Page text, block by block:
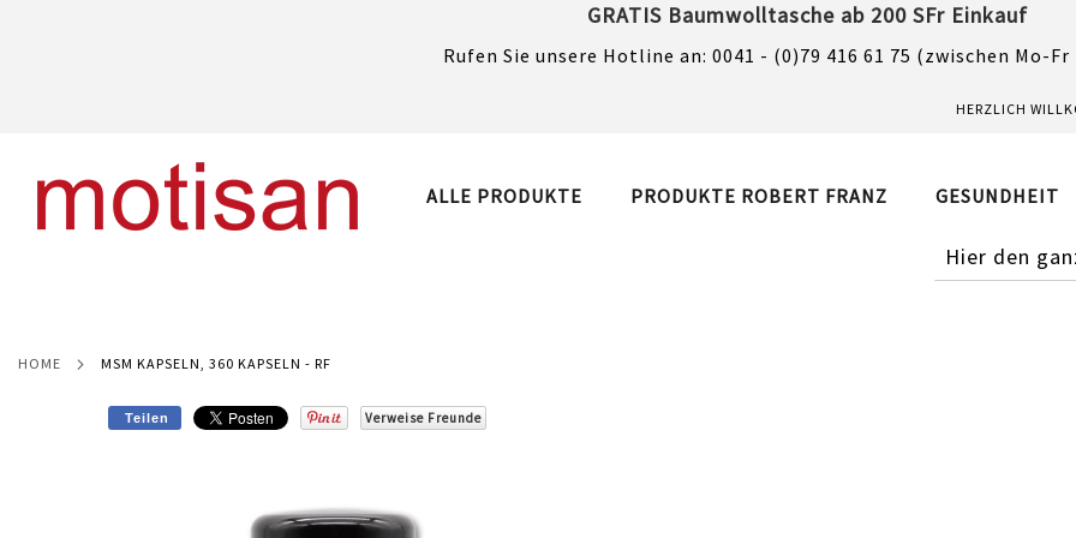
GRATIS Baumwolltasche ab 200 SFr Einkauf
Rufen Sie unsere Hotline an: 0041 - (0)79 416 61 75 (zwischen Mo-Fr
HERZLICH
ALLE PRODUKTE PRODUKTE ROBERT FRANZ GESUNDHEIT
SUCHE
HOME MSM KAPSELN, 360 KAPSELN - RF
Teilen Verweise Freunde